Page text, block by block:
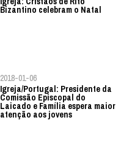
Bizantino celebram o Natal
2018-01-06
Igreja/Portugal: Presidente da
Comissão Episcopal do
Laicado e Família espera maior
atenção aos jovens